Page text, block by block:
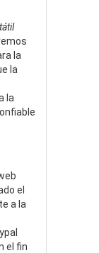
la
la
la
el
a la
el fin